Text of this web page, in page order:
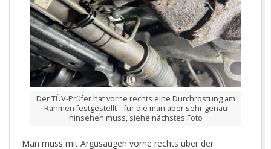
Der TÜV-Prüfer hat vorne rechts eine Durchrostung am
Rahmen festgestellt – für die man aber sehr genau
hinsehen muss, siehe nächstes Foto
Man muss mit Argusaugen vorne rechts über der